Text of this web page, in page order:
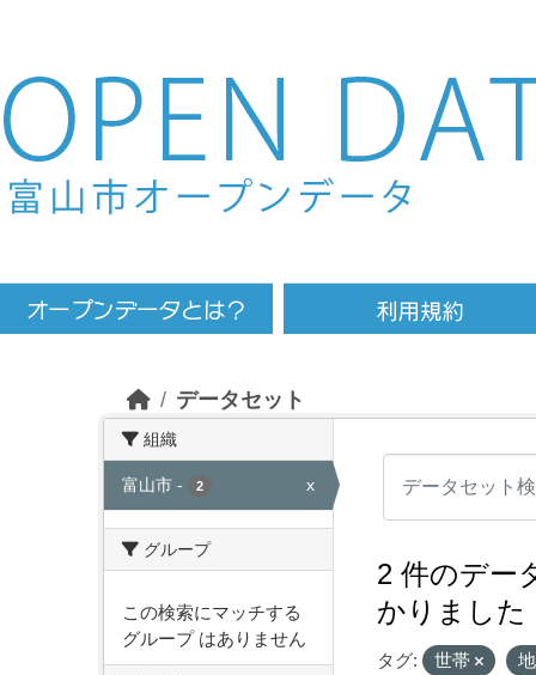
Skip to main content
データセット
組織
富山市 - 2 x
グループ
この検索にマッチする
グループ はありません
2 件のデー
かりました
タグ: 世帯